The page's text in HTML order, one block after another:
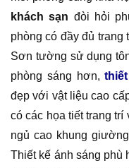
khách sạn đòi hỏi
phòng có đầy đủ trang
Sơn tường sử dụng
phòng sáng hơn,
đẹp với vật liệu cao
có các họa tiết trang
ngủ cao khung
Thiết kế ánh sáng phù